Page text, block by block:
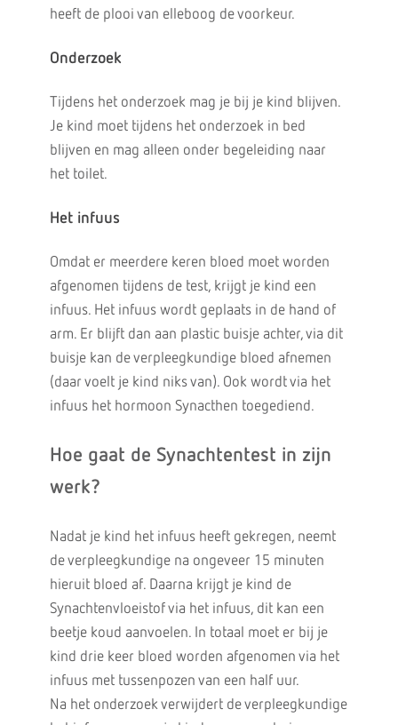
heeft de plooi van elleboog de voorkeur.
Onderzoek
Tijdens het onderzoek mag je bij je kind blijven.
Je kind moet tijdens het onderzoek in bed
blijven en mag alleen onder begeleiding naar
het toilet.
Het infuus
Omdat er meerdere keren bloed moet worden
afgenomen tijdens de test, krijgt je kind een
infuus. Het infuus wordt geplaats in de hand of
arm. Er blijft dan aan plastic buisje achter, via dit
buisje kan de verpleegkundige bloed afnemen
(daar voelt je kind niks van). Ook wordt via het
infuus het hormoon Synacthen toegediend.
Hoe gaat de Synachtentest in zijn
werk?
Nadat je kind het infuus heeft gekregen, neemt
de verpleegkundige na ongeveer 15 minuten
hieruit bloed af. Daarna krijgt je kind de
Synachtenvloeistof via het infuus, dit kan een
beetje koud aanvoelen. In totaal moet er bij je
kind drie keer bloed worden afgenomen via het
infuus met tussenpozen van een half uur.
Na het onderzoek verwijdert de verpleegkundige